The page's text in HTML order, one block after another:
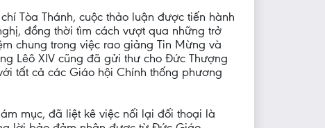
Tòa Thánh, cuộc thảo luận được tiến hành
đồng thời tìm cách vượt qua những trở
chung trong việc rao giảng Tin Mừng và
Lêô XIV cũng đã gửi thư cho Đức Thượng
tất cả các Giáo hội Chính thống phương
mục, đã liệt kê việc nối lại đối thoại là